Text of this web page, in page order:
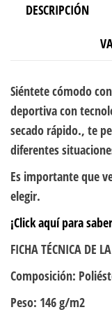
DESCRIPCIÓN
Siéntete cómodo
deportiva con
secado rápido., te
diferentes
Es importante que
elegir.
¡Click aquí para
FICHA TÉCNICA DE
Composición:
Peso: 146 g/m2